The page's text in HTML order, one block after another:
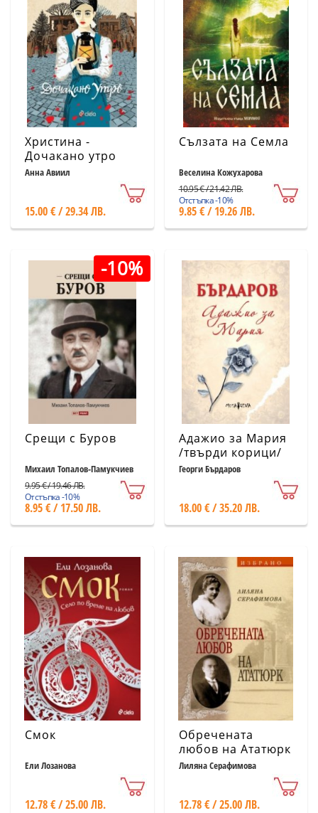
Христина -
Дочакано утро
Анна Авиил
15.00 € / 29.34 ЛВ.
Сълзата на Семла
Веселина Кожухарова
10.95 € / 21.42 ЛВ.
Отстъпка -10%
9.85 € / 19.26 ЛВ.
-10%
Срещи с Буров
Михаил Топалов-Памукчиев
9.95 € / 19.46 ЛВ.
Отстъпка -10%
8.95 € / 17.50 ЛВ.
Адажио за Мария
/твърди корици/
Георги Бърдаров
18.00 € / 35.20 ЛВ.
Смок
Ели Лозанова
12.78 € / 25.00 ЛВ.
Обречената
любов на Ататюрк
Лиляна Серафимова
12.78 € / 25.00 ЛВ.